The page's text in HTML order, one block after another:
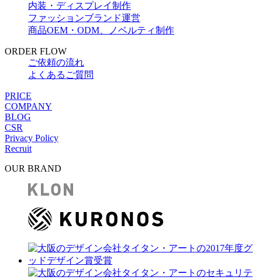
内装・ディスプレイ制作
ファッションブランド運営
商品OEM・ODM、ノベルティ制作
ORDER FLOW
ご依頼の流れ
よくあるご質問
PRICE
COMPANY
BLOG
CSR
Privacy Policy
Recruit
OUR BRAND